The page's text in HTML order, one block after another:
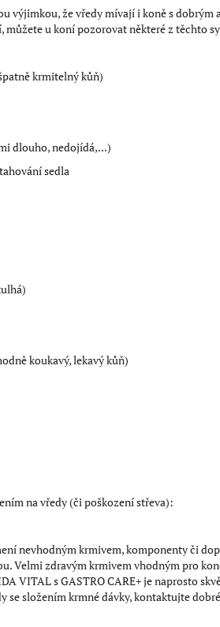
výjimkou, že vředy mívají i koně s
u koní pozorovat některé z těchto
krmitelný kůň)
dlouho, nedojídá,...)
sedla
koukavý, lekavý kůň)
na vředy (či poškození střeva):
nevhodným krmivem, komponenty či
Velmi zdravým krmivem vhodným pro
VITAL s GASTRO CARE+ je naprosto
složením krmné dávky, kontaktujte